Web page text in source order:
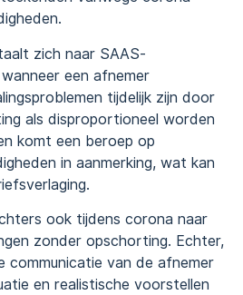
zich naar SAAS-
een afnemer
tijdelijk zijn door
als disproportioneel worden
komt een beroep op
in aanmerking, wat kan
ook tijdens corona naar
zonder opschorting. Echter,
communicatie van de afnemer
en realistische voorstellen